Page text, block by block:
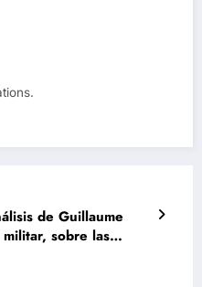
de Guillaume
sobre las